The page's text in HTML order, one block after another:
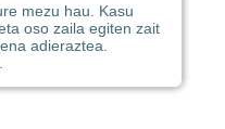
mezu hau. Kasu
oso zaila egiten zait
adieraztea.